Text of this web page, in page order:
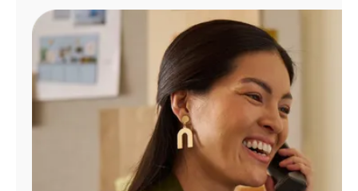
Administrar
cuenta
Encuentra
tienda